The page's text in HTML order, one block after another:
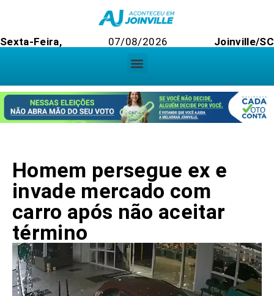
Sexta-Feira, 07/08/2026 Joinville/SC
Homem persegue ex e
invade mercado com
carro após não aceitar
término